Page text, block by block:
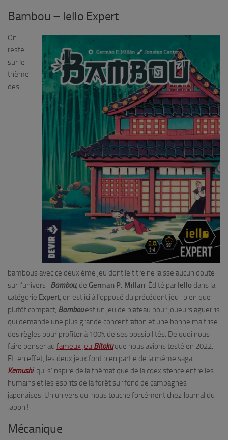
Bambou – Iello Expert
On
reste
sur le
thème
des
bambous avec ce deuxième jeu dont le titre ne laisse aucun doute
sur l’univers : Bambou, de German P. Millan. Édité par Iello dans la
catégorie Expert, on est ici à l’opposé du précédent jeu : bien que
plutôt compact, Bambouest un jeu de plateau pour joueurs aguerris
qui demande une plus grande concentration et une bonne maitrise
des règles pour profiter à 100% de ses possibilités. De quoi nous
faire penser au fameux jeu Bitoku que nous avions testé en 2022.
Et, en effet, les deux jeux font bien partie de la même saga,
Kemushi, qui s’inspire de la thématique de la coexistence entre les
humains et les esprits de la forêt sur fond de campagnes
japonaises. Un univers qui nous touche forcément chez Journal du
Japon !
Mécanique